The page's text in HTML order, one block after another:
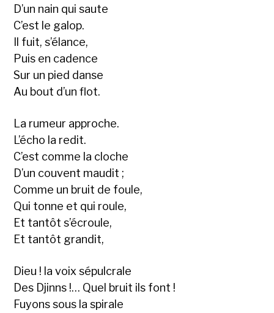
D’un nain qui saute
C’est le galop.
Il fuit, s’élance,
Puis en cadence
Sur un pied danse
Au bout d’un flot.
La rumeur approche.
L’écho la redit.
C’est comme la cloche
D’un couvent maudit ;
Comme un bruit de foule,
Qui tonne et qui roule,
Et tantôt s’écroule,
Et tantôt grandit,
Dieu ! la voix sépulcrale
Des Djinns !… Quel bruit ils font !
Fuyons sous la spirale